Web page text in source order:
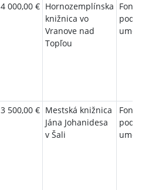
4 000,00 € Hornozemplínska
knižnica vo
Vranove nad
Topľou
Fond
3 500,00 € Mestská knižnica
Jána Johanidesa
v Šali
Fond